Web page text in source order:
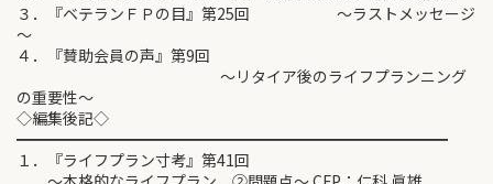
３．『ベテランＦＰの目』第25回 ～ラストメッセージ
～
４．『賛助会員の声』第9回
～リタイア後のライフプランニング
の重要性～
◇編集後記◇
━━━━━━━━━━━━━━━━━━━━━━━━━━━━
１．『ライフプラン寸考』第41回